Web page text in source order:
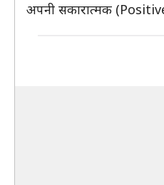
अपनी सकारात्मक